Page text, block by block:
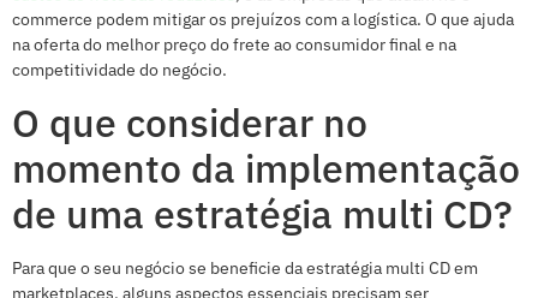
commerce podem mitigar os prejuízos com a logística. O que ajuda
na oferta do melhor preço do frete ao consumidor final e na
competitividade do negócio.
O que considerar no
momento da implementação
de uma estratégia multi CD?
Para que o seu negócio se beneficie da estratégia multi CD em
marketplaces, alguns aspectos essenciais precisam ser